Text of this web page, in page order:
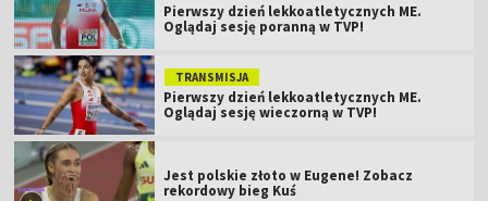
Pierwszy dzień lekkoatletycznych ME.
Oglądaj sesję poranną w TVP!
TRANSMISJA
Pierwszy dzień lekkoatletycznych ME.
Oglądaj sesję wieczorną w TVP!
Jest polskie złoto w Eugene! Zobacz
rekordowy bieg Kuś